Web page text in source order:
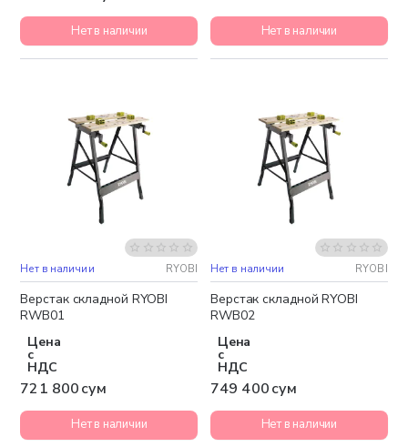
Нет в наличии Нет в наличии
Нет в наличии RYOBI
Верстак складной RYOBI
RWB01
Цена
с
НДС
721 800 сум
Нет в наличии
Нет в наличии RYOBI
Верстак складной RYOBI
RWB02
Цена
с
НДС
749 400 сум
Нет в наличии